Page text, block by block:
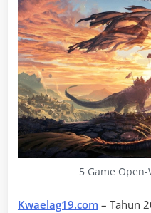
5 Game
Kwaelag19.com – Tahun